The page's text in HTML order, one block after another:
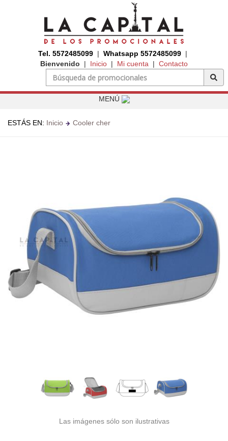
Tel. 5572485099 |Whatsapp 5572485099 |
Bienvenido | Inicio| Mi cuenta | Contacto
MENÚ
ESTÁS EN: Inicio Cooler cher
Las imágenes sólo son ilustrativas